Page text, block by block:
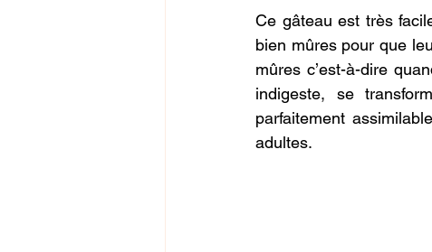
Ce gâteau est très
bien mûres pour que
mûres c’est-à-dire
indigeste, se
parfaitement
adultes.